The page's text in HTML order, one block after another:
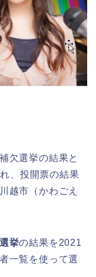
欠選挙の結果と
、投開票の結果
越市（かわごえ
挙の結果を2021
一覧を使って選